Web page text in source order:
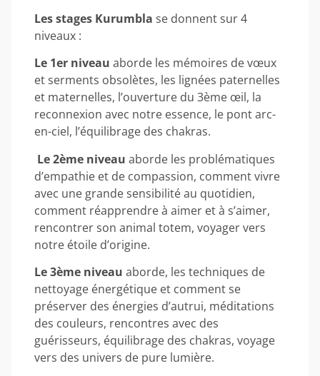
Les stages Kurumbla se donnent sur 4
niveaux :
Le 1er niveau aborde les mémoires de vœux
et serments obsolètes, les lignées paternelles
et maternelles, l’ouverture du 3ème œil, la
reconnexion avec notre essence, le pont arc-
en-ciel, l’équilibrage des chakras.
Le 2ème niveau aborde les problématiques
d’empathie et de compassion, comment vivre
avec une grande sensibilité au quotidien,
comment réapprendre à aimer et à s’aimer,
rencontrer son animal totem, voyager vers
notre étoile d’origine.
Le3ème niveau aborde, les techniques de
nettoyage énergétique et comment se
préserver des énergies d’autrui, méditations
des couleurs, rencontres avec des
guérisseurs, équilibrage des chakras, voyage
vers des univers de pure lumière.